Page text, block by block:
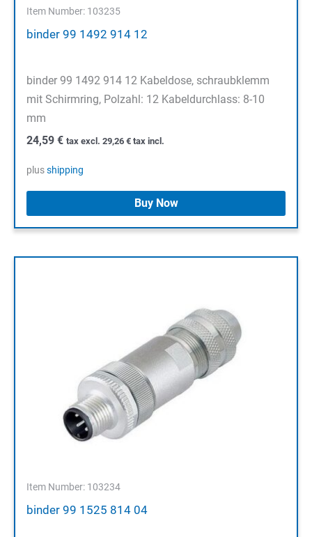
Item Number: 103235
binder 99 1492 914 12
binder 99 1492 914 12 Kabeldose, schraubklemm
mit Schirmring, Polzahl: 12 Kabeldurchlass: 8-10
mm
24,59 € tax excl. 29,26 € tax incl.
plusshipping
Buy Now
Item Number: 103234
binder 99 1525 814 04